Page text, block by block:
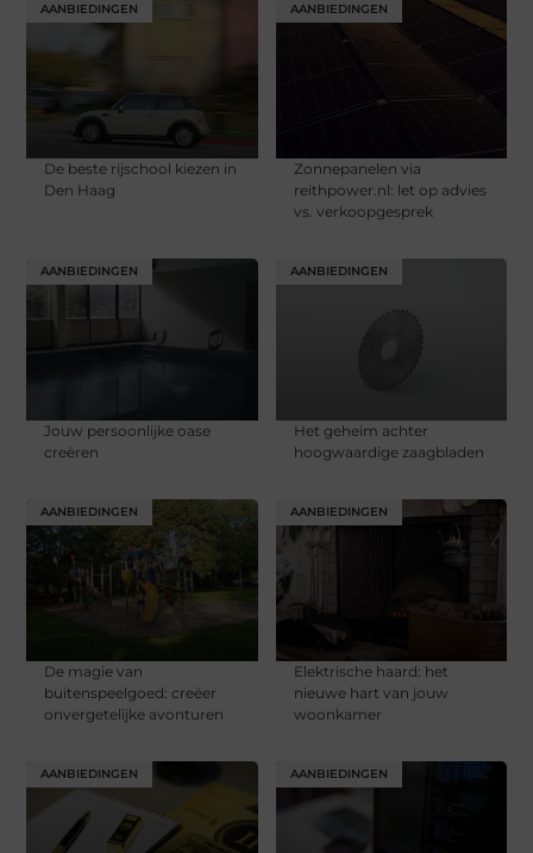
AANBIEDINGEN
De beste rijschool kiezen in
Den Haag
AANBIEDINGEN
Zonnepanelen via
reithpower.nl: let op advies
vs. verkoopgesprek
AANBIEDINGEN
Jouw persoonlijke oase
creëren
AANBIEDINGEN
Het geheim achter
hoogwaardige zaagbladen
AANBIEDINGEN
De magie van
buitenspeelgoed: creëer
onvergetelijke avonturen
AANBIEDINGEN
Elektrische haard: het
nieuwe hart van jouw
woonkamer
AANBIEDINGEN AANBIEDINGEN